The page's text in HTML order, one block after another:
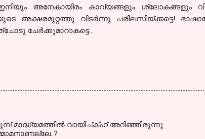
അനേകായിരം കാവ്യങ്ങളും ശ്ലോകങ്ങളും
അക്ഷരമുറ്റത്തു വിടര്‍ന്നു പരിലസിയ്ക്കട്ടെ!
ചേര്‍ക്കുമാറാകട്ടെ...
മാദ്ധ്യമത്തില്‍ വായിച്ക്ഹ് അറിഞ്ഞിരുന്നു